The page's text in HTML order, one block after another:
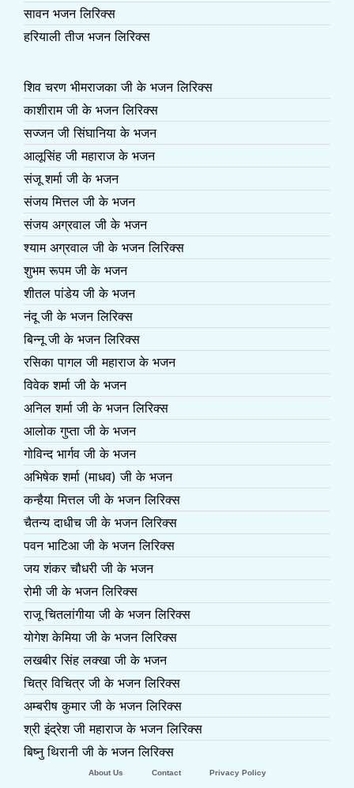
सावन भजन लिरिक्स
हरियाली तीज भजन लिरिक्स
शिव चरण भीमराजका जी के भजन लिरिक्स
काशीराम जी के भजन लिरिक्स
सज्जन जी सिंघानिया के भजन
आलूसिंह जी महाराज के भजन
संजू शर्मा जी के भजन
संजय मित्तल जी के भजन
संजय अग्रवाल जी के भजन
श्याम अग्रवाल जी के भजन लिरिक्स
शुभम रूपम जी के भजन
शीतल पांडेय जी के भजन
नंदू जी के भजन लिरिक्स
बिन्नू जी के भजन लिरिक्स
रसिका पागल जी महाराज के भजन
विवेक शर्मा जी के भजन
अनिल शर्मा जी के भजन लिरिक्स
आलोक गुप्ता जी के भजन
गोविन्द भार्गव जी के भजन
अभिषेक शर्मा (माधव) जी के भजन
कन्हैया मित्तल जी के भजन लिरिक्स
चैतन्य दाधीच जी के भजन लिरिक्स
पवन भाटिआ जी के भजन लिरिक्स
जय शंकर चौधरी जी के भजन
रोमी जी के भजन लिरिक्स
राजू चितलांगीया जी के भजन लिरिक्स
योगेश केमिया जी के भजन लिरिक्स
लखबीर सिंह लक्खा जी के भजन
चित्र विचित्र जी के भजन लिरिक्स
अम्बरीष कुमार जी के भजन लिरिक्स
श्री इंद्रेश जी महाराज के भजन लिरिक्स
बिष्नु थिरानी जी के भजन लिरिक्स
About Us Contact Privacy Policy